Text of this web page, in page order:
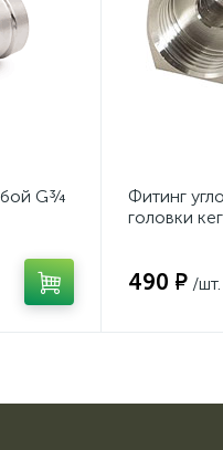
G¾
Фитинг
головки
490 ₽ /шт.